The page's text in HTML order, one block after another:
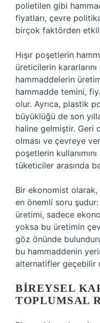
polietilen gibi
fiyatları, çevre
birçok faktörden
Hışır poşetlerin
üreticilerin
hammaddelerin
hammadde temini,
olur. Ayrıca, plastik
büyüklüğü de son
haline gelmiştir. Geri
olması ve çevreye
poşetlerin
tüketiciler arasında
Bir ekonomist olarak,
en önemli soru
üretimi, sadece
yoksa bu üretimin
göz önünde
bu hammaddenin
alternatifler geçebilir
BIREYSEL
TOPLUMSAL